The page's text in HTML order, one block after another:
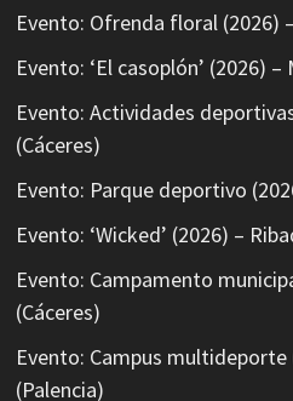
Evento: Ofrenda floral (2026)
Evento: ‘El casoplón’ (2026)
Evento: Actividades
(Cáceres)
Evento: Parque deportivo
Evento: ‘Wicked’ (2026) –
Evento: Campamento
(Cáceres)
Evento: Campus multideporte
(Palencia)